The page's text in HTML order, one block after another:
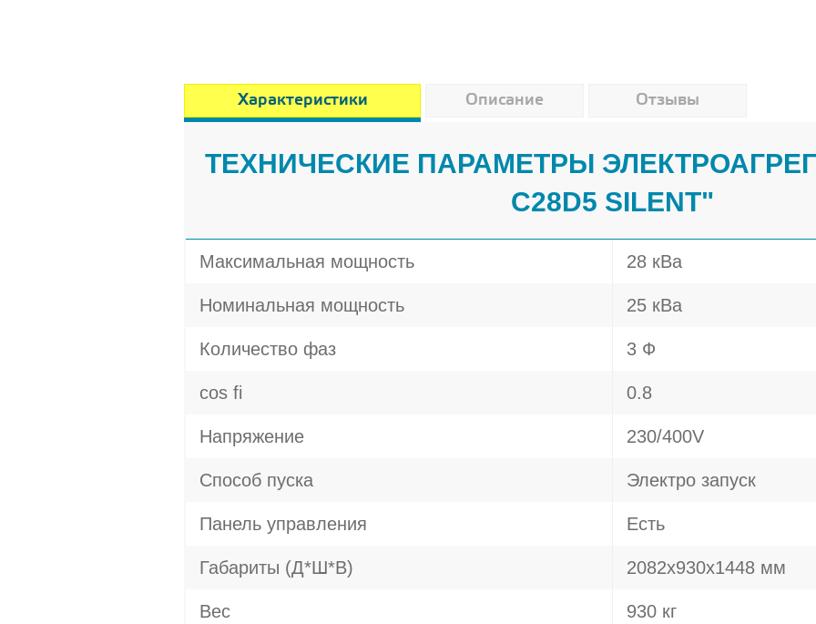
Характеристики Описание Отзывы
ТЕХНИЧЕСКИЕ ПАРАМЕТРЫ
C28D5 SILENT"
Максимальная мощность 28 кВа
Номинальная мощность 25 кВа
Количество фаз 3 Ф
cos fi 0.8
Напряжение 230/400V
Способ пуска Электро запуск
Панель управления Есть
Габариты (Д*Ш*В) 2082х930х1448 мм
Вес 930 кг